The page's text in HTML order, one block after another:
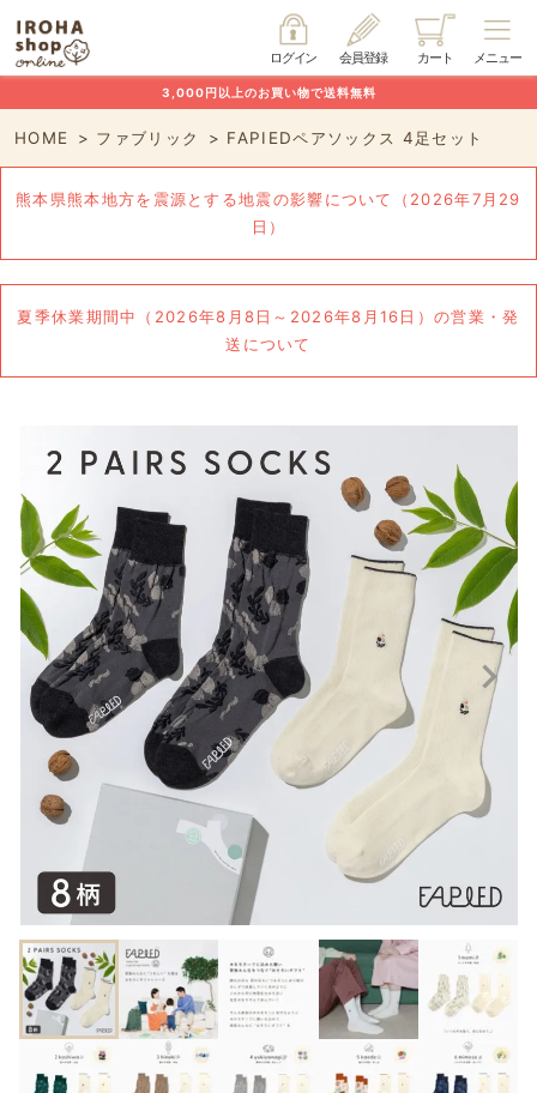
メニュー
カート
会員登録
ログイン
3,000円以上のお買い物で送料無料
HOME ファブリック FAPIEDペアソックス 4足セット
熊本県熊本地方を震源とする地震の影響について（2026年7月29
日）
夏季休業期間中（2026年8月8日～2026年8月16日）の営業・発
送について